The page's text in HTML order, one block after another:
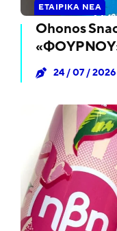
ΕΤΑΙΡΙΚΆ ΝΈΑ
Ohonos
«ΦΟΥΡΝΟΥ»
24 / 07 / 2026